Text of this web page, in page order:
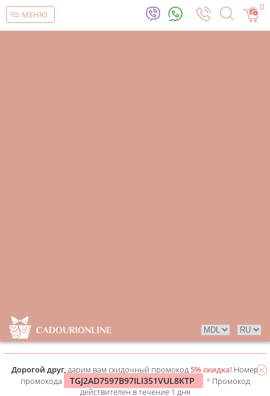
МЕНЮ
0
Дорогой друг,дарим вам скидочный промокод5% скидка! Номер
промокода
TGJ2AD7597B97ILI351VUL8KTP * Промокод
действителен в течение 1 дня